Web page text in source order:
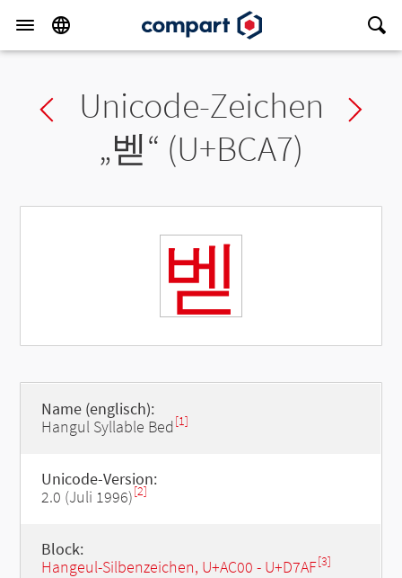
Previous char
Unicode-Zeichen
„벧“ (U+BCA7)
벧
Name (englisch):
Hangul Syllable Bed[1]
Unicode-Version:
2.0 (Juli 1996)[2]
Block:
Hangeul-Silbenzeichen, U+AC00 - U+D7AF[3]